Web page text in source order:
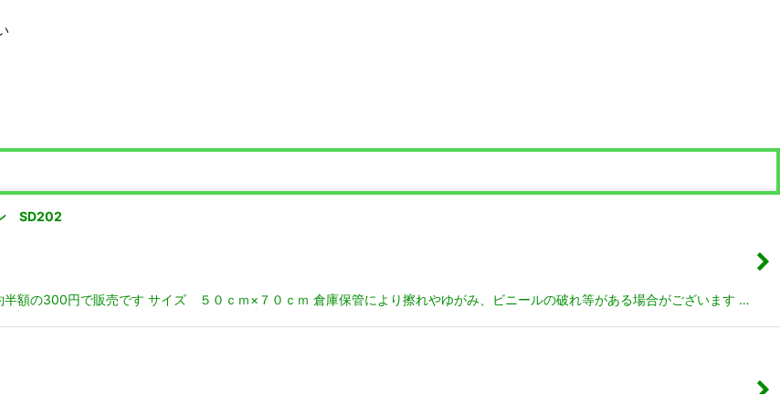
SD202
額の300円で販売です サイズ ５０ｃｍ×７０ｃｍ 倉庫保管により擦れやゆがみ、ビニールの破れ等がある場合がございます …